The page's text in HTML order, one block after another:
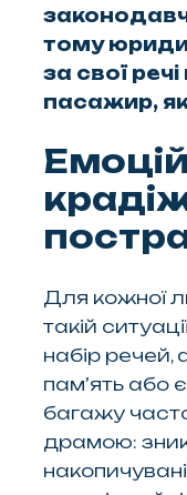
тому
за свої
пасажир,
Для кожної
такій
набір речей,
памʼять або
багажу
драмою: